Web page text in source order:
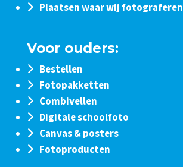
Plaatsen waar wij fotograferen
Voor ouders:
Bestellen
Fotopakketten
Combivellen
Digitale schoolfoto
Canvas & posters
Fotoproducten